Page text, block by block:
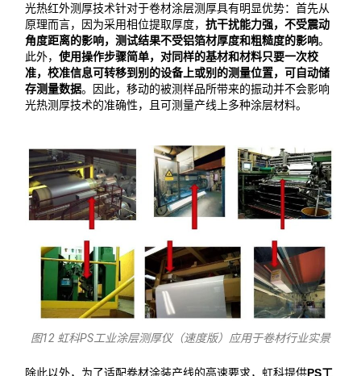
光热红外测厚技术针对于卷材涂层测厚具有明显优势：首先从
原理而言，因为采用相位提取厚度，抗干扰能力强，不受震动
角度距离的影响，测试结果不受铝箔材厚度和粗糙度的影响。
此外，使用操作步骤简单，对同样的基材和材料只要一次校
准，校准信息可转移到别的设备上或别的测量位置，可自动储
存测量数据。因此，移动的被测样品所带来的振动并不会影响
光热测厚技术的准确性，且可测量产线上多种涂层材料。
图12 虹科PS工业涂层测厚仪（速度版）应用于卷材行业实景
除此以外，为了适配卷材涂装产线的高速要求，虹科提供PS工